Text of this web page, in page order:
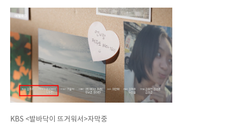
KBS <발바닥이 뜨거워서>자막중